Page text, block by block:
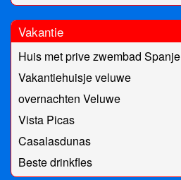
Vakantie
Huis met prive zwembad Spanje
Vakantiehuisje veluwe
overnachten Veluwe
Vista Picas
Casalasdunas
Beste drinkfles